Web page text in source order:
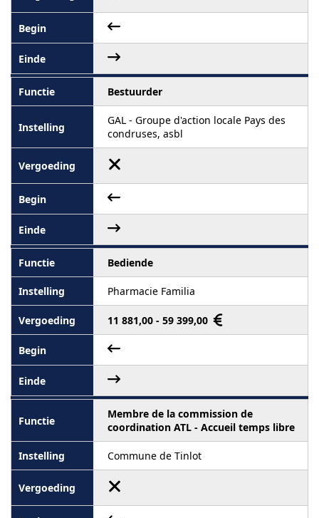
Bestuurder
GAL - Groupe d'action locale Pays des
condruses, asbl
Bediende
Pharmacie Familia
11 881,00 - 59 399,00
Membre de la commission de
coordination ATL - Accueil temps libre
Commune de Tinlot